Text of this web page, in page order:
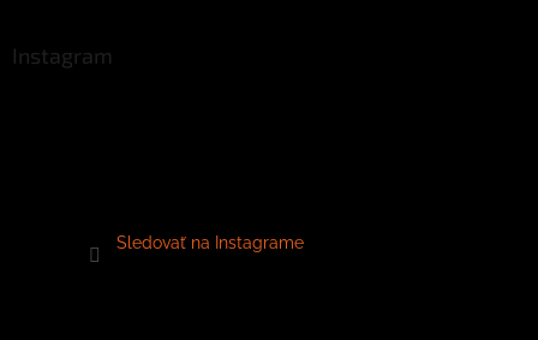
Instagram
Sledovať na Instagrame